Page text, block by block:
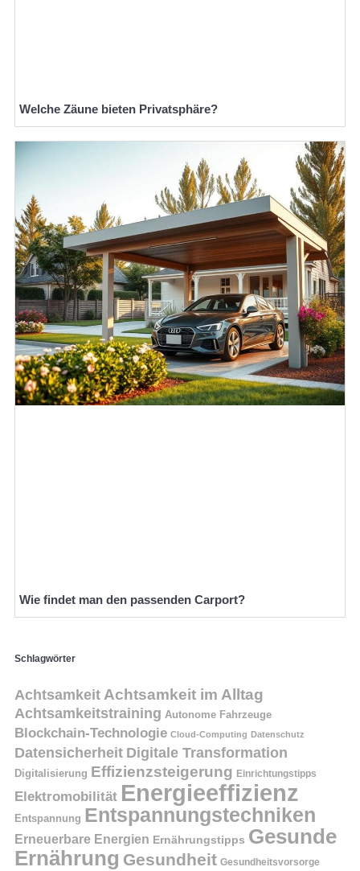
Welche Zäune bieten Privatsphäre?
Wie findet man den passenden Carport?
Schlagwörter
AchtsamkeitAchtsamkeit im Alltag
Achtsamkeitstraining Autonome Fahrzeuge
Blockchain-Technologie Cloud-Computing Datenschutz
Datensicherheit Digitale Transformation
Digitalisierung Effizienzsteigerung Einrichtungstipps
Elektromobilität Energieeffizienz
Entspannung Entspannungstechniken
Erneuerbare Energien Ernährungstipps Gesunde
Ernährung Gesundheit Gesundheitsvorsorge